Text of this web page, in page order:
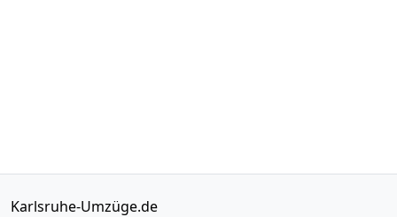
Karlsruhe-Umzüge.de